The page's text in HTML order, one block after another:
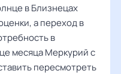
в Близнецах
а переход в
в
месяца Меркурий с
пересмотреть